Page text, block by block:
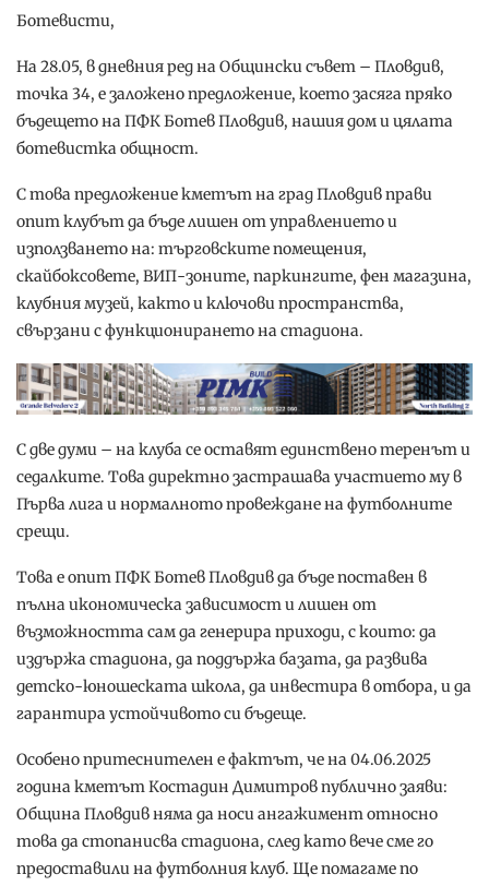
Ботевисти,
На 28.05, в дневния ред на Общински съвет – Пловдив,
точка 34, е заложено предложение, което засяга пряко
бъдещето на ПФК Ботев Пловдив, нашия дом и цялата
ботевистка общност.
С това предложение кметът на град Пловдив прави
опит клубът да бъде лишен от управлението и
използването на: търговските помещения,
скайбоксовете, ВИП-зоните, паркингите, фен магазина,
клубния музей, както и ключови пространства,
свързани с функционирането на стадиона.
С две думи – на клуба се оставят единствено теренът и
седалките. Това директно застрашава участието му в
Първа лига и нормалното провеждане на футболните
срещи.
Това е опит ПФК Ботев Пловдив да бъде поставен в
пълна икономическа зависимост и лишен от
възможността сам да генерира приходи, с които: да
издържа стадиона, да поддържа базата, да развива
детско-юношеската школа, да инвестира в отбора, и да
гарантира устойчивото си бъдеще.
Особено притеснителен е фактът, че на 04.06.2025
година кметът Костадин Димитров публично заяви:
Община Пловдив няма да носи ангажимент относно
това да стопанисва стадиона, след като вече сме го
предоставили на футболния клуб. Ще помагаме по